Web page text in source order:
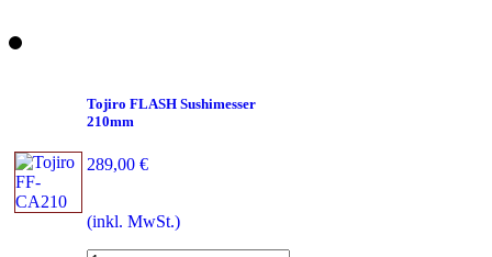
Tojiro FLASH Sushimesser
210mm
289,00 €
(inkl. MwSt.)